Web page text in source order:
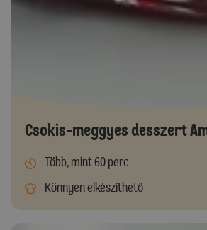
Csokis-meggyes desszert
Több, mint 60 perc
Könnyen elkészíthető